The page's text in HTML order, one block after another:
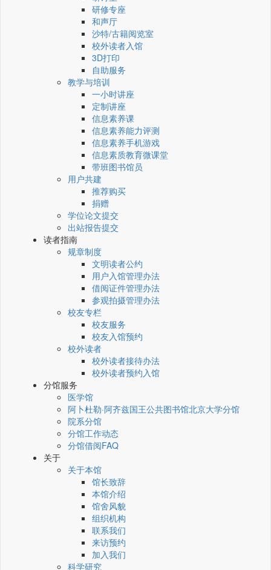
研修专座
和声厅
沙特/古籍阅览室
校外读者入馆
3D打印
自助服务
教学与培训
一小时讲座
定制讲座
信息素养课
信息素养能力评测
信息素养手机游戏
信息素质教育微课堂
带班图书馆员
用户共建
推荐购买
捐赠
学位论文提交
出站报告提交
读者指南
规章制度
文明读者公约
用户入馆管理办法
借阅证件管理办法
参观拍摄管理办法
校友专栏
校友服务
校友入馆预约
校外读者
校外读者接待办法
校外读者预约入馆
分馆服务
医学馆
阿卜杜勒·阿齐兹国王公共图书馆北京大学分馆
院系分馆
分馆工作动态
分馆借阅FAQ
关于
关于本馆
馆长致辞
本馆介绍
馆舍风貌
组织机构
联系我们
来访预约
加入我们
科学研究